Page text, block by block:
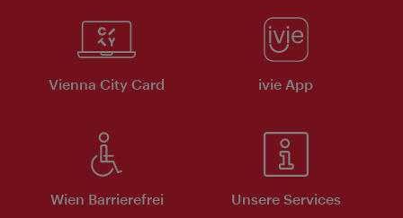
Vienna City Card ivie App
Wien Barrierefrei Unsere Services